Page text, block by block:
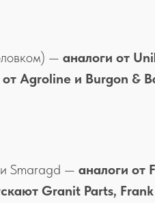
— аналоги от
от Agroline и Burgon &
Smaragd — аналоги от
Granit Parts,